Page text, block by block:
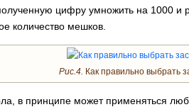
цифру умножить на 1000 и
количество мешков.
Рис.4. Как правильно выбрать
в принципе может применяться